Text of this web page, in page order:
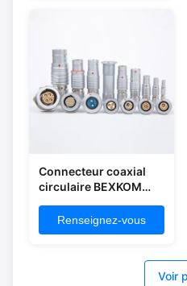
Connecteur coaxial
circulaire BEXKOM
avec verrouillage
push-pull, blindage
EMC et fréquence de 1
Renseignez-vous
Voir